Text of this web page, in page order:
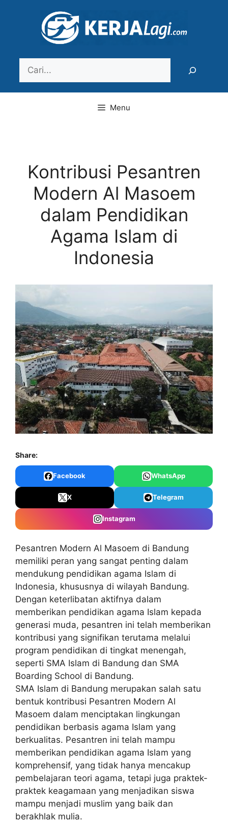
Menu
Kontribusi Pesantren
Modern Al Masoem
dalam Pendidikan
Agama Islam di
Indonesia
Share:
Facebook WhatsApp
X Telegram
Instagram
Pesantren Modern Al Masoem di Bandung
memiliki peran yang sangat penting dalam
mendukung pendidikan agama Islam di
Indonesia, khususnya di wilayah Bandung.
Dengan keterlibatan aktifnya dalam
memberikan pendidikan agama Islam kepada
generasi muda, pesantren ini telah memberikan
kontribusi yang signifikan terutama melalui
program pendidikan di tingkat menengah,
seperti SMA Islam di Bandung dan SMA
Boarding School di Bandung.
SMA Islam di Bandung merupakan salah satu
bentuk kontribusi Pesantren Modern Al
Masoem dalam menciptakan lingkungan
pendidikan berbasis agama Islam yang
berkualitas. Pesantren ini telah mampu
memberikan pendidikan agama Islam yang
komprehensif, yang tidak hanya mencakup
pembelajaran teori agama, tetapi juga praktek-
praktek keagamaan yang menjadikan siswa
mampu menjadi muslim yang baik dan
berakhlak mulia.